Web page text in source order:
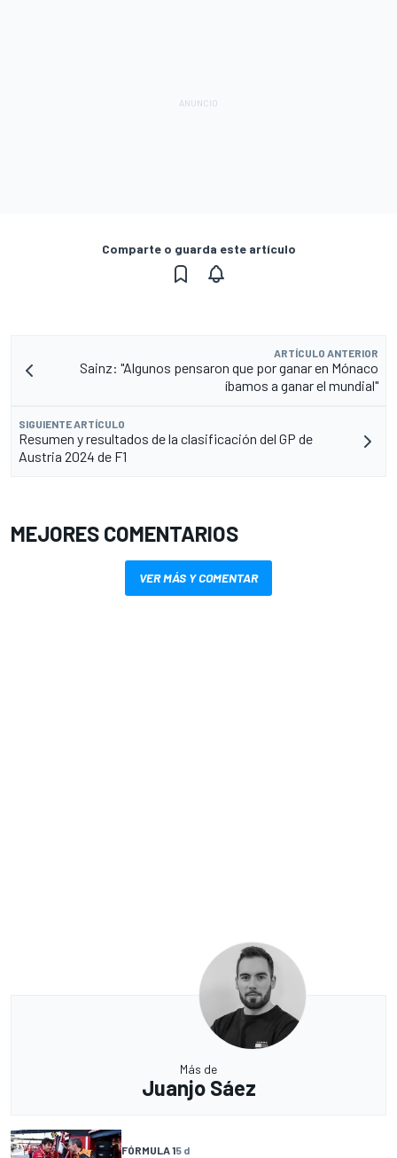
Comparte o guarda este artículo
ARTÍCULO ANTERIOR
Sainz: "Algunos pensaron que por ganar en Mónaco
íbamos a ganar el mundial"
SIGUIENTE ARTÍCULO
Resumen y resultados de la clasificación del GP de
Austria 2024 de F1
MEJORES COMENTARIOS
VER MÁS Y COMENTAR
Más de
Juanjo Sáez
FÓRMULA 15 d